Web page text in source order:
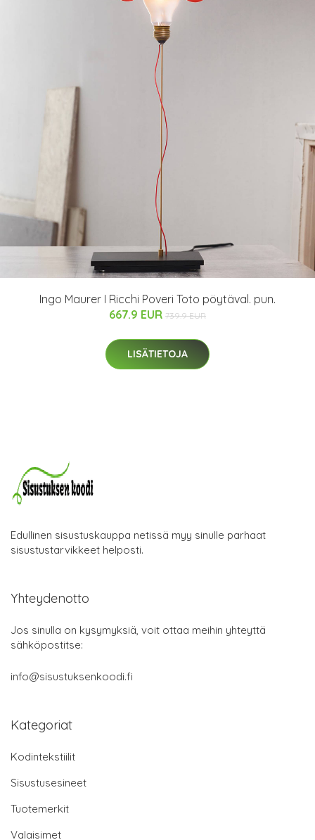
Ingo Maurer I Ricchi Poveri Toto pöytäval. pun.
667.9 EUR 739.9 EUR
LISÄTIETOJA
Edullinen sisustuskauppa netissä myy sinulle parhaat
sisustustarvikkeet helposti.
Yhteydenotto
Jos sinulla on kysymyksiä, voit ottaa meihin yhteyttä
sähköpostitse:
info@sisustuksenkoodi.fi
Kategoriat
Kodintekstiilit
Sisustusesineet
Tuotemerkit
Valaisimet